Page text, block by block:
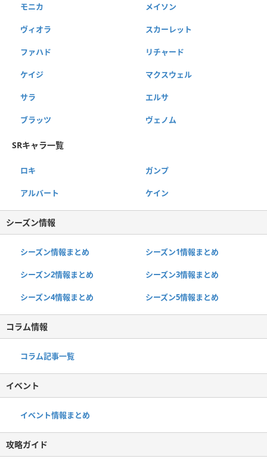
モニカ メイソン
ヴィオラ スカーレット
ファハド リチャード
ケイジ マクスウェル
サラ エルサ
ブラッツ ヴェノム
SRキャラ一覧
ロキ ガンプ
アルバート ケイン
シーズン情報
シーズン情報まとめ シーズン1情報まとめ
シーズン2情報まとめ シーズン3情報まとめ
シーズン4情報まとめ シーズン5情報まとめ
コラム情報
コラム記事一覧
イベント
イベント情報まとめ
攻略ガイド